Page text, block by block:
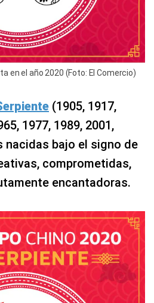
en el año 2020 (Foto: El Comercio)
(1905, 1917,
1977, 1989, 2001,
nacidas bajo el signo de
comprometidas,
encantadoras.